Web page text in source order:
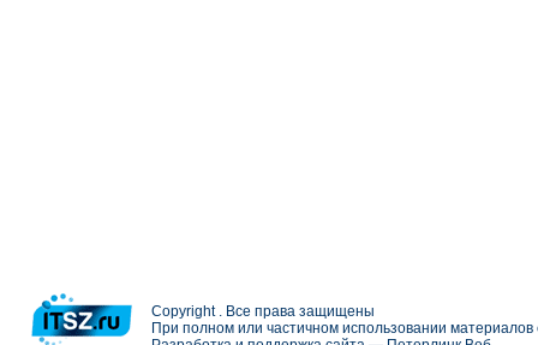
Copyright . Все права защищены
При полном или частичном использовании